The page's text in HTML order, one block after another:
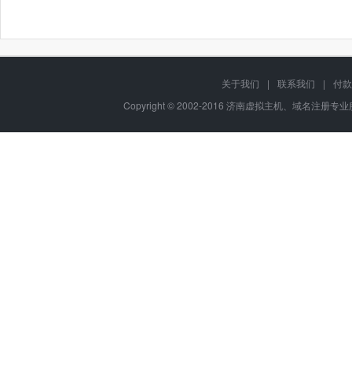
关于我们 | 联系我们 |
付
Copyright © 2002-2016 济南虚拟主机、域名注册专